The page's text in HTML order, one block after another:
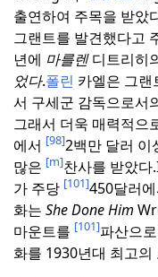
출연하여 주목을 받았
그랜트를 발견했다고
년에 마를렌디트리히
었다.폴린 카엘은 그랜
서 구세군 감독으로서
그래서 더욱 매력적으
에서 [98]2백만 달러 이
많은 [m]찬사를 받았다.
가 주당 [101]450달러
화는 She Done Him
마운트를 [101]파산으
화를 1930년대 최고